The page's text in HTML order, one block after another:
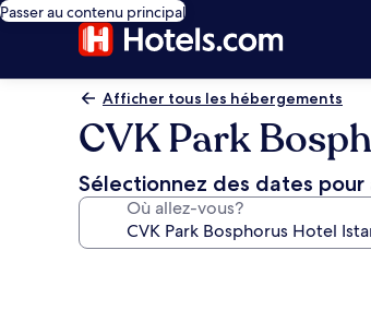
Passer au contenu principal
Afficher tous les hébergements
CVK Park
Sélectionnez des dates
Où allez-vous?